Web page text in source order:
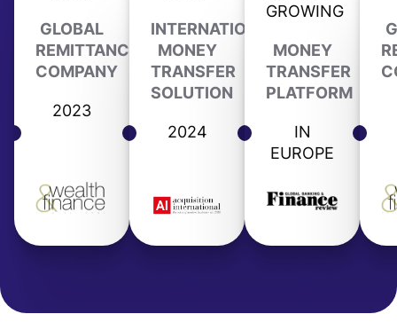
GLOBAL
REMITTANCE
COMPANY
2023
INTERNATIONAL
MONEY
TRANSFER
SOLUTION
2024
GROWING
MONEY
TRANSFER
PLATFORM
IN
EUROPE